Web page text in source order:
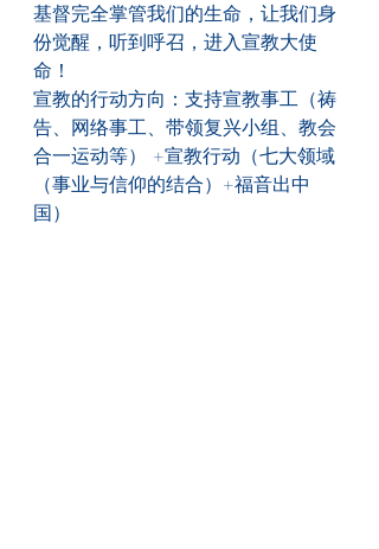
基督完全掌管我们的生命，让我们身
份觉醒，听到呼召，进入宣教大使
命！
宣教的行动方向：支持宣教事工（祷
告、网络事工、带领复兴小组、教会
合一运动等） +宣教行动（七大领域
（事业与信仰的结合）+福音出中
国）